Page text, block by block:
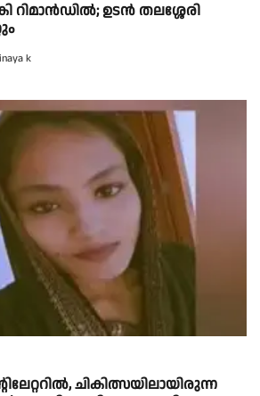
ഉടന്‍ തലശ്ശേരി
k
ചികിത്സയിലായിരുന്ന